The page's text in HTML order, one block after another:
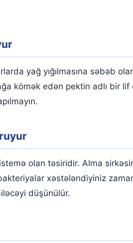
yağ yığılmasına səbəb
kömək edən pektin adlı bir
olan təsiridir. Alma
xəstələndiyiniz
düşünülür.